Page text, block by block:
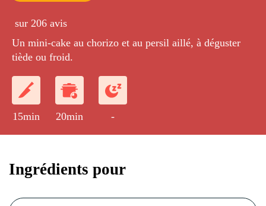
sur 206 avis
Un mini-cake au chorizo et au persil aillé, à déguster
tiède ou froid.
15min 20min -
Ingrédients pour